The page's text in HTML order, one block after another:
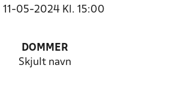
11-05-2024 Kl. 15:00
DOMMER
Skjult navn